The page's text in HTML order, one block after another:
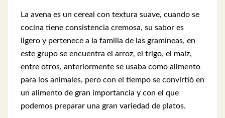
La avena es un cereal con textura suave, cuando se
cocina tiene consistencia cremosa, su sabor es
ligero y pertenece a la familia de las gramíneas, en
este grupo se encuentra el arroz, el trigo, el maíz,
entre otros, anteriormente se usaba como alimento
para los animales, pero con el tiempo se convirtió en
un alimento de gran importancia y con el que
podemos preparar una gran variedad de platos.